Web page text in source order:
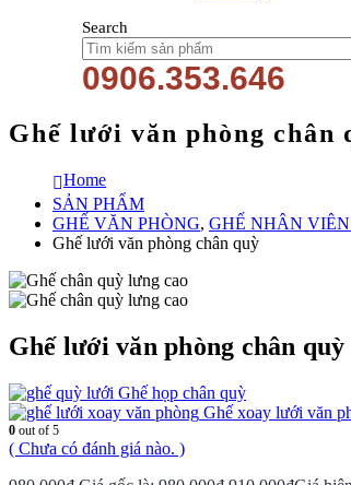
Search
0906.353.646
Ghế lưới văn phòng chân
Home
SẢN PHẨM
GHẾ VĂN PHÒNG, GHẾ NHÂN
Ghế lưới văn phòng chân quỳ
Ghế lưới văn phòng chân quỳ
Ghế họp chân quỳ
Ghế xoay lưới văn
0 out of 5
( Chưa có đánh giá nào. )